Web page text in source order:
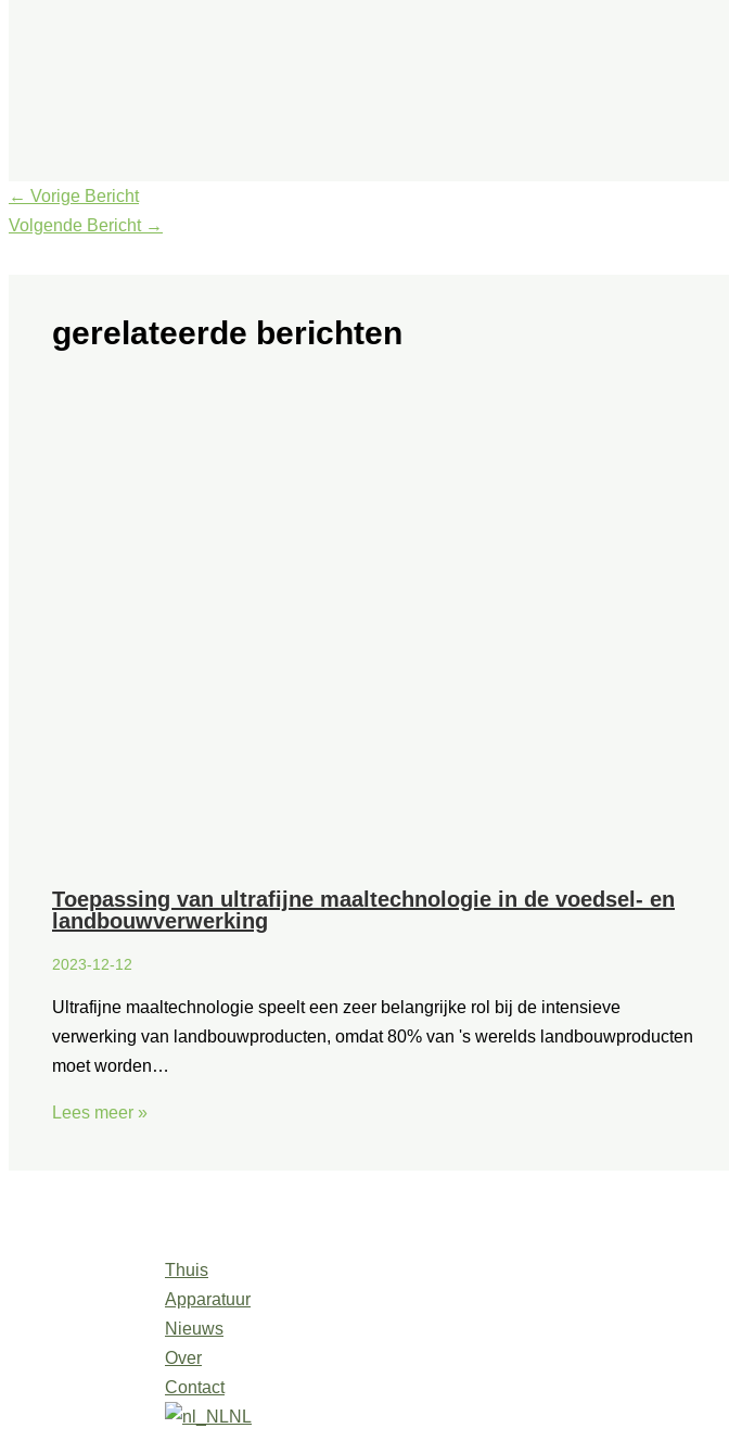
← Vorige Bericht
Volgende Bericht →
gerelateerde berichten
Toepassing van ultrafijne maaltechnologie in de voedsel- en
landbouwverwerking
2023-12-12
Ultrafijne maaltechnologie speelt een zeer belangrijke rol bij de intensieve
verwerking van landbouwproducten, omdat 80% van 's werelds landbouwproducten
moet worden…
Lees meer »
Thuis
Apparatuur
Nieuws
Over
Contact
NL